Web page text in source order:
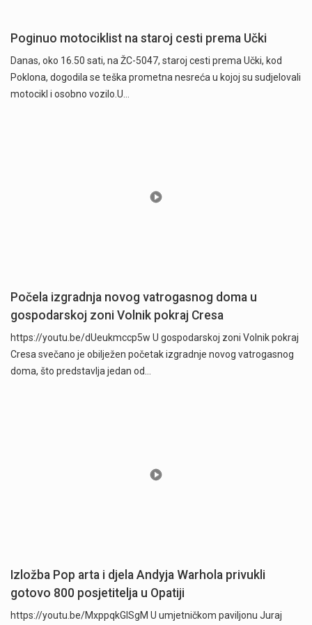
Poginuo motociklist na staroj cesti prema Učki
Danas, oko 16.50 sati, na ŽC-5047, staroj cesti prema Učki, kod
Poklona, dogodila se teška prometna nesreća u kojoj su sudjelovali
motocikl i osobno vozilo.U…
Počela izgradnja novog vatrogasnog doma u
gospodarskoj zoni Volnik pokraj Cresa
https://youtu.be/dUeukmccp5w U gospodarskoj zoni Volnik pokraj
Cresa svečano je obilježen početak izgradnje novog vatrogasnog
doma, što predstavlja jedan od…
Izložba Pop arta i djela Andyja Warhola privukli
gotovo 800 posjetitelja u Opatiji
https://youtu.be/MxppqkGISgM U umjetničkom paviljonu Juraj